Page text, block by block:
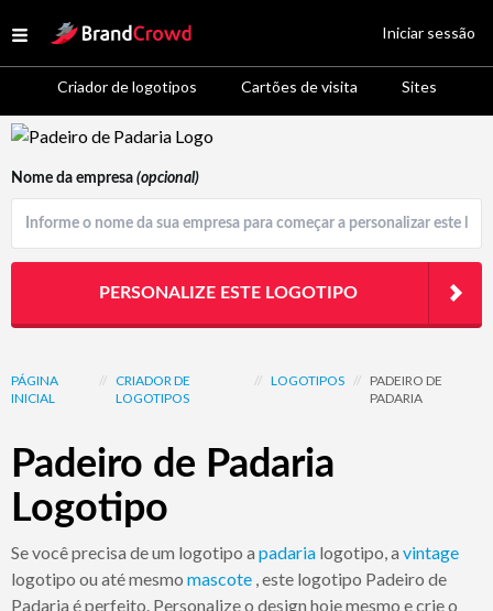
Open menu
Site Logo
Criador de logotipos Cartões de visita Sites
Iniciar sessão
Logo Template Preview
PÁGINA
INICIAL
// CRIADOR DE
LOGOTIPOS
// LOGOTIPOS //
PADEIRO DE
PADARIA
Padeiro de Padaria
Logotipo
Se você precisa de um logotipo a padaria logotipo, a vintage
logotipo ou até mesmo mascote , este logotipo Padeiro de
Padaria é perfeito. Personalize o design hoje mesmo e crie o
Nome da empresa (opcional)
PERSONALIZE ESTE LOGOTIPO